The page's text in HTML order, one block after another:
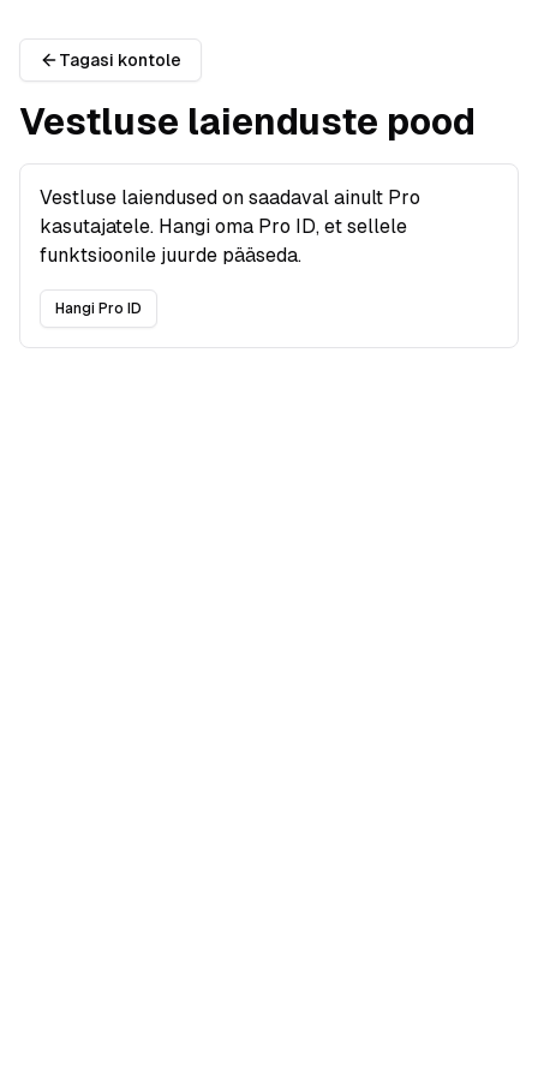
Tagasi kontole
Vestluse laienduste pood
Vestluse laiendused on saadaval ainult Pro
kasutajatele. Hangi oma Pro ID, et sellele
funktsioonile juurde pääseda.
Hangi Pro ID